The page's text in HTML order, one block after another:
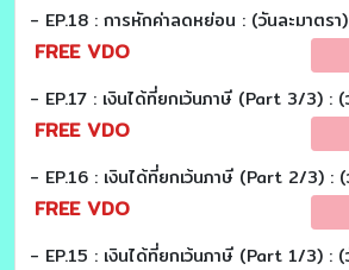
- EP.18 : การหักค่าลดหย่อน : (วันละมาตรา)
FREE VDO
FREE VDO
FREE VDO